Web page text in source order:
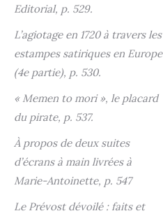
Editorial, p. 529.
L’agiotage en 1720 à travers les
estampes satiriques en Europe
(4e partie), p. 530.
« Memen to mori », le placard
du pirate, p. 537.
À propos de deux suites
d’écrans à main livrées à
Marie-Antoinette, p. 547
Le Prévost dévoilé : faits et